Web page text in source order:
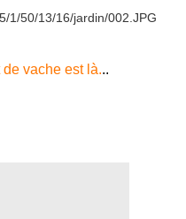
vache est là...